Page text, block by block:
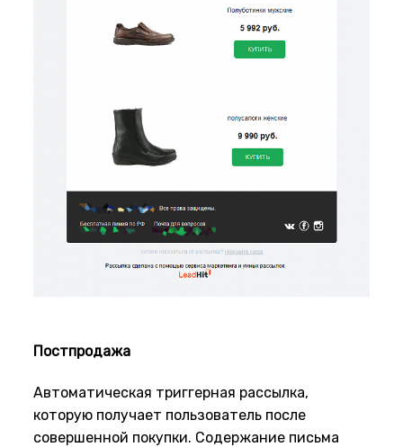
Постпродажа
Автоматическая триггерная рассылка,
которую получает пользователь после
совершенной покупки. Содержание письма